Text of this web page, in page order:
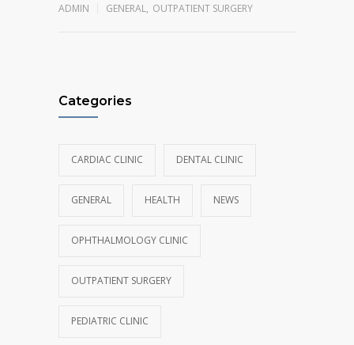
ADMIN GENERAL, OUTPATIENT SURGERY
Categories
CARDIAC CLINIC DENTAL CLINIC
GENERAL HEALTH NEWS
OPHTHALMOLOGY CLINIC
OUTPATIENT SURGERY
PEDIATRIC CLINIC